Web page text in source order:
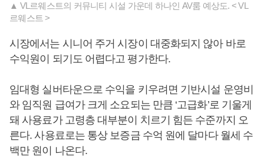
▲ VL르웨스트의 커뮤니티 시설 가운데 하나인 AV룸 예상도. < VL
르웨스트 >
시장에서는 시니어 주거 시장이 대중화되지 않아 바로
수익원이 되기도 어렵다고 평가한다.
임대형 실버타운으로 수익을 키우려면 기반시설 운영비
와 임직원 급여가 크게 소요되는 만큼 ‘고급화’로 기울게
돼 사용료가 고령층 대부분이 치르기 힘든 수준까지 오
른다. 사용료로는 통상 보증금 수억 원에 달마다 월세 수
백만 원이 나온다.